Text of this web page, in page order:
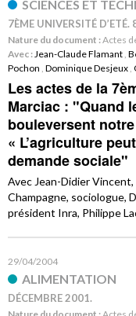
SCIENCES ET
7ÈME UNIVERSITÉ
Nature du document :Actes
Avec :Jean-Claude Flamant ,
Pochon , Dominique Desjeux ,
Les actes de la
Marciac : "Quand
bouleversent
« L’agriculture
demande sociale"
Avec Jean-Didier
Champagne, sociologue,
président Inra, Philippe
29/04/2004
ALIMENTATION
DÉCEMBRE 2001.